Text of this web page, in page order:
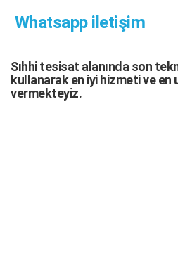
Whatsapp iletişim
Sıhhi tesisat alanında son
kullanarak en iyi hizmeti ve
vermekteyiz.